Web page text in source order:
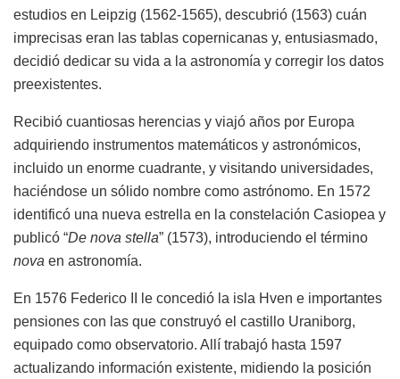
estudios en Leipzig (1562-1565), descubrió (1563) cuán
imprecisas eran las tablas copernicanas y, entusiasmado,
decidió dedicar su vida a la astronomía y corregir los datos
preexistentes.
Recibió cuantiosas herencias y viajó años por Europa
adquiriendo instrumentos matemáticos y astronómicos,
incluido un enorme cuadrante, y visitando universidades,
haciéndose un sólido nombre como astrónomo. En 1572
identificó una nueva estrella en la constelación Casiopea y
publicó “De nova stella” (1573), introduciendo el término
nova en astronomía.
En 1576 Federico II le concedió la isla Hven e importantes
pensiones con las que construyó el castillo Uraniborg,
equipado como observatorio. Allí trabajó hasta 1597
actualizando información existente, midiendo la posición